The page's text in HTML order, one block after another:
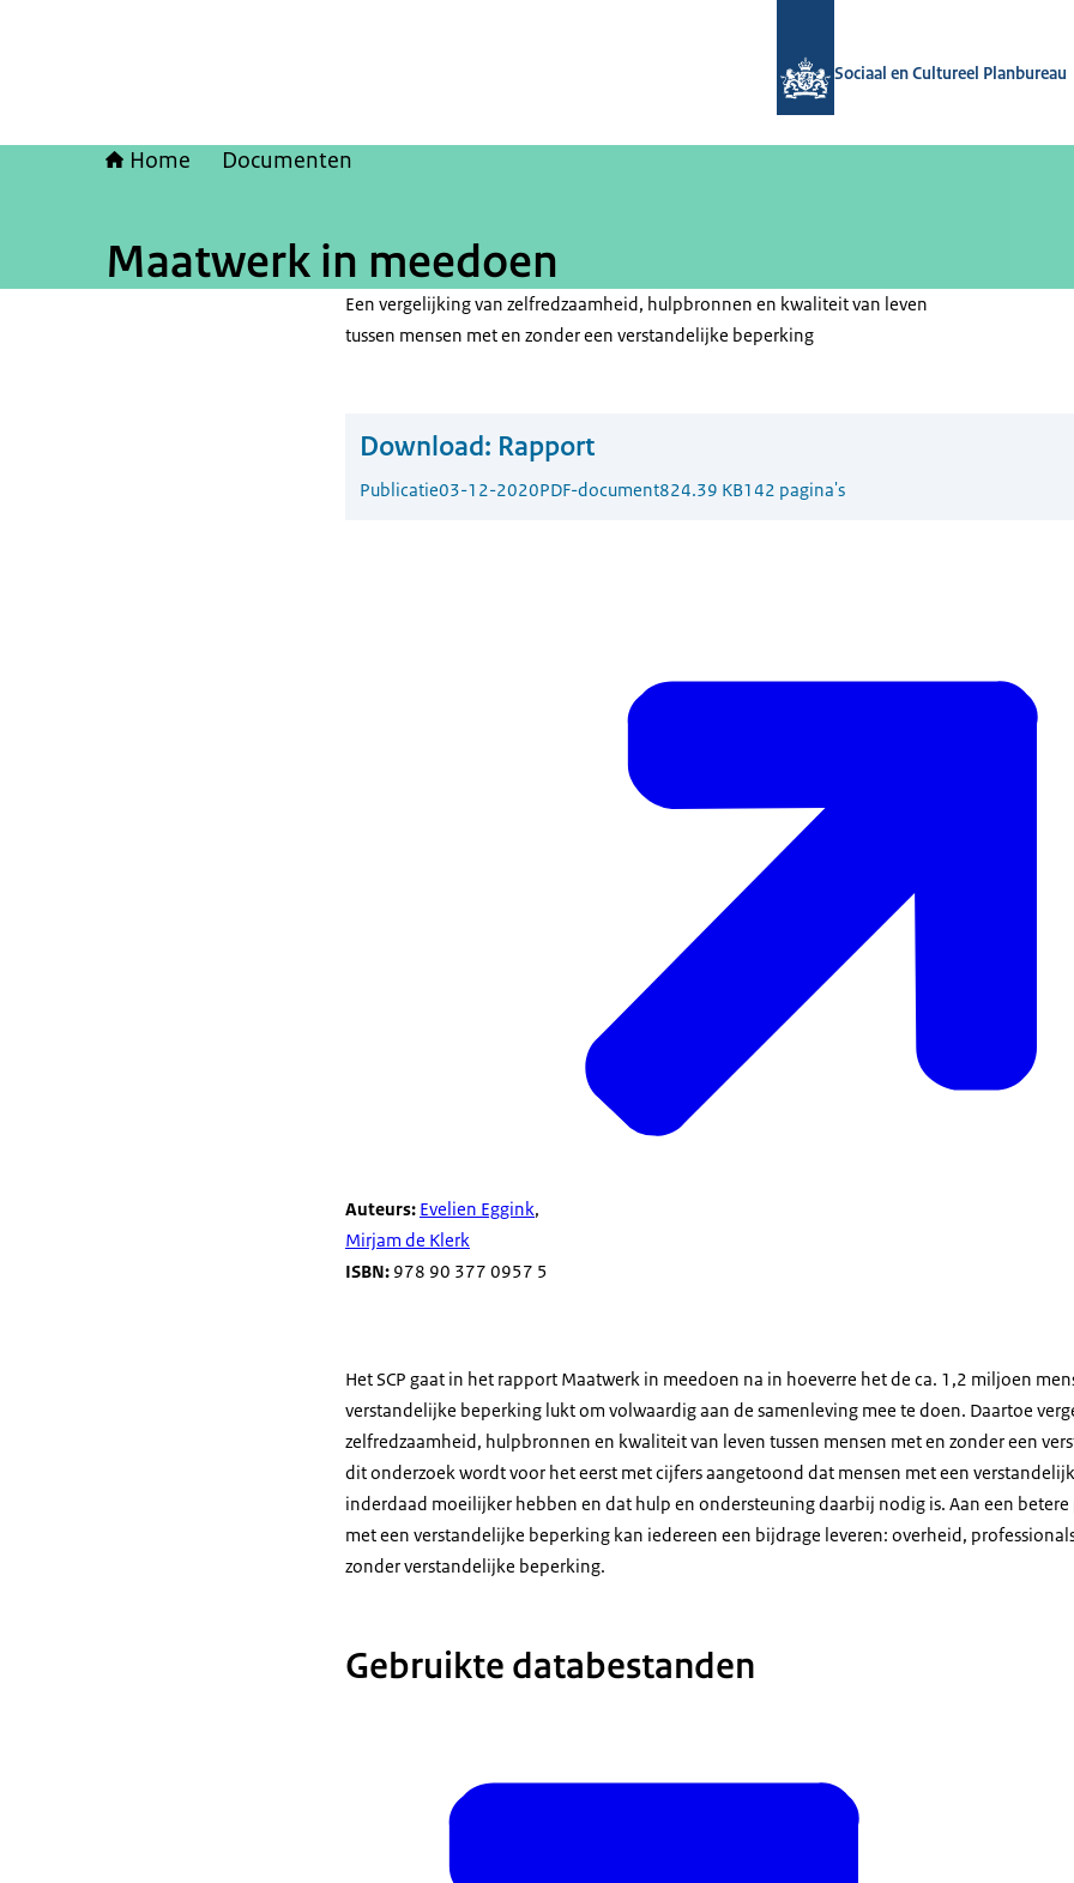
Sociaal en Cultureel Planbureau
Home Documenten
Maatwerk in meedoen
Een vergelijking van zelfredzaamheid, hulpbronnen en kwaliteit van leven
tussen mensen met en zonder een verstandelijke beperking
Download: Rapport
Publicatie03-12-2020PDF-document824.39 KB142 pagina's
Auteurs: Evelien Eggink,
Mirjam de Klerk
ISBN: 978 90 377 0957 5
Het SCP gaat in het rapport Maatwerk in meedoen na in hoeverre het de ca. 1,2 miljoen
verstandelijke beperking lukt om volwaardig aan de samenleving mee te doen. Daartoe
zelfredzaamheid, hulpbronnen en kwaliteit van leven tussen mensen met en zonder een
dit onderzoek wordt voor het eerst met cijfers aangetoond dat mensen met een
inderdaad moeilijker hebben en dat hulp en ondersteuning daarbij nodig is. Aan een
met een verstandelijke beperking kan iedereen een bijdrage leveren: overheid,
zonder verstandelijke beperking.
Gebruikte databestanden